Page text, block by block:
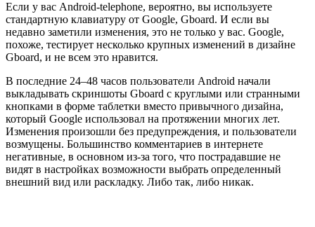
Если у вас Android-telephone, вероятно, вы используете
стандартную клавиатуру от Google, Gboard. И если вы
недавно заметили изменения, это не только у вас. Google,
похоже, тестирует несколько крупных изменений в дизайне
Gboard, и не всем это нравится.
В последние 24–48 часов пользователи Android начали
выкладывать скриншоты Gboard с круглыми или странными
кнопками в форме таблетки вместо привычного дизайна,
который Google использовал на протяжении многих лет.
Изменения произошли без предупреждения, и пользователи
возмущены. Большинство комментариев в интернете
негативные, в основном из-за того, что пострадавшие не
видят в настройках возможности выбрать определенный
внешний вид или раскладку. Либо так, либо никак.